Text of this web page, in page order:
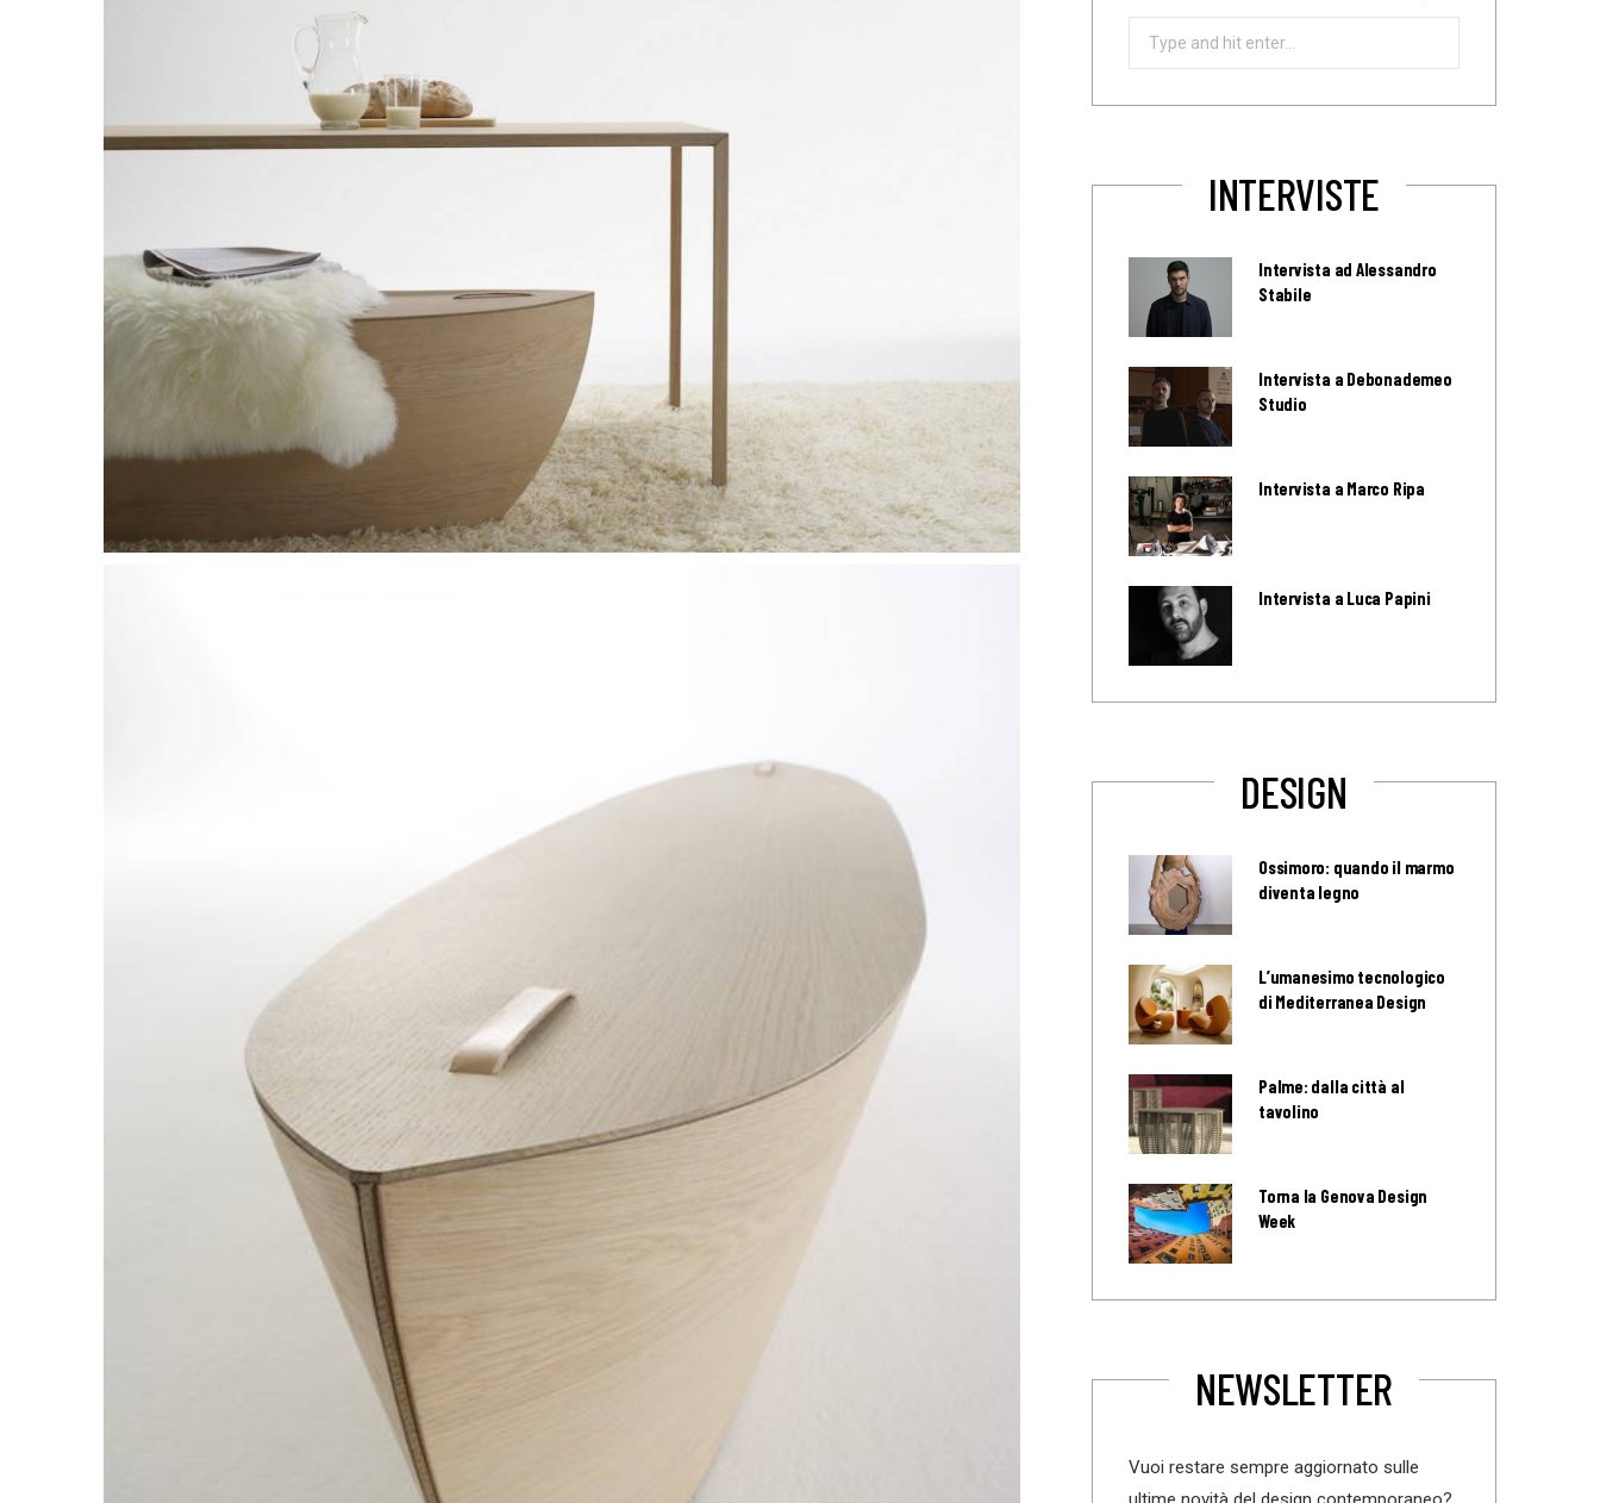
Search
INTERVISTE
Intervista ad Alessandro
Stabile
Intervista a Debonademeo
Studio
Intervista a Marco Ripa
Intervista a Luca Papini
DESIGN
Ossimoro: quando il marmo
diventa legno
L’umanesimo tecnologico
di Mediterranea Design
Palme: dalla città al
tavolino
Torna la Genova Design
Week
NEWSLETTER
Vuoi restare sempre aggiornato sulle